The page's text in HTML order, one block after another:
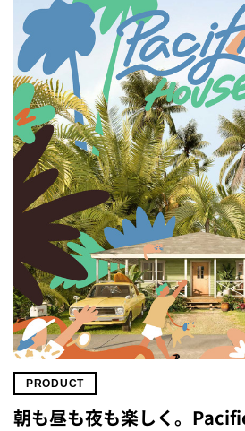
PRODUCT
朝も昼も夜も楽しく。